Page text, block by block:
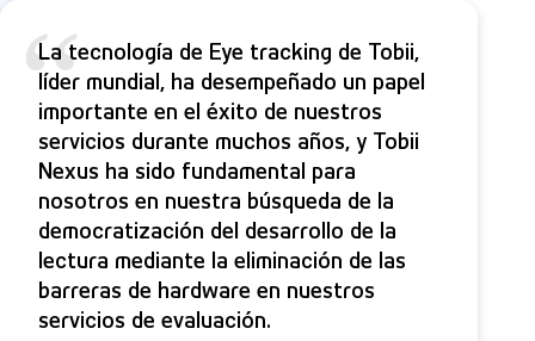
“
La tecnología de Eye tracking de Tobii,
líder mundial, ha desempeñado un papel
importante en el éxito de nuestros
servicios durante muchos años, y Tobii
Nexus ha sido fundamental para
nosotros en nuestra búsqueda de la
democratización del desarrollo de la
lectura mediante la eliminación de las
barreras de hardware en nuestros
servicios de evaluación.